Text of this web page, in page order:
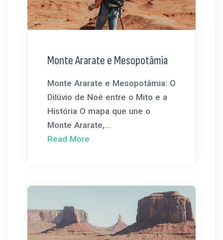
Monte Ararate e Mesopotâmia
Monte Ararate e Mesopotâmia: O
Dilúvio de Noé entre o Mito e a
História O mapa que une o
Monte Ararate,...
Read More